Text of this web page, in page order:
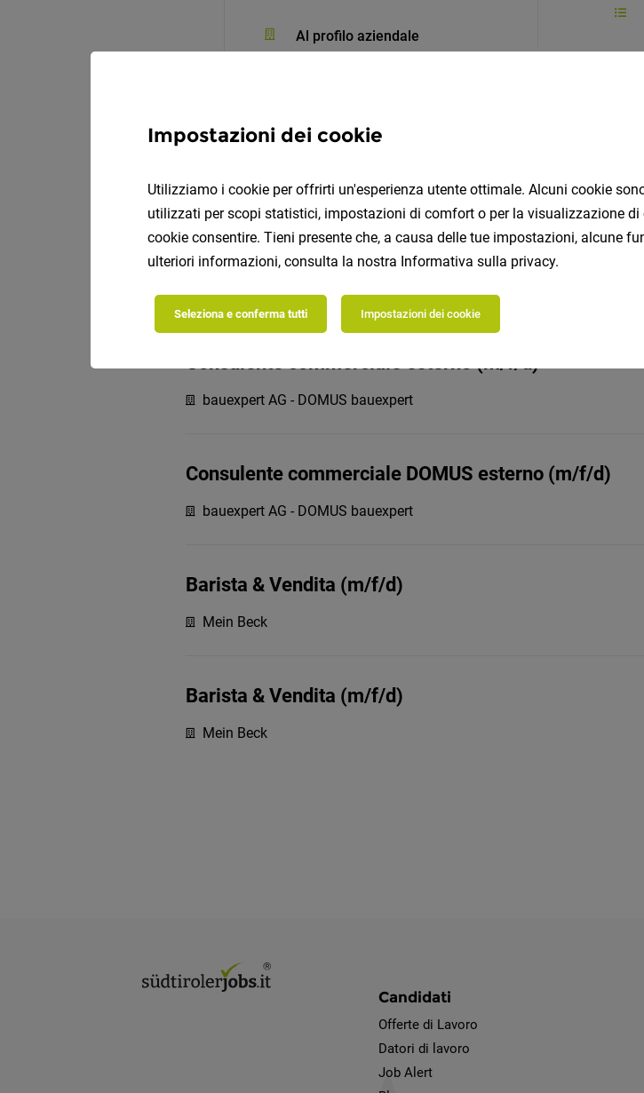
Al profilo aziendale
Posti di
Commerciale esterno (m/f/d)
Consulente commerciale esterno (m/f/d)
bauexpert AG - DOMUS bauexpert
Consulente commerciale DOMUS esterno (m/f/d)
bauexpert AG - DOMUS bauexpert
Barista & Vendita (m/f/d)
Mein Beck
Barista & Vendita (m/f/d)
Mein Beck
Candidati
Offerte di Lavoro
Datori di lavoro
Job Alert
Impostazioni dei cookie
Utilizziamo i cookie per offrirti un'esperienza utente ottimale. Alcuni cookie
utilizzati per scopi statistici, impostazioni di comfort o per la visualizzazione
cookie consentire. Tieni presente che, a causa delle tue impostazioni, alcune
ulteriori informazioni, consulta la nostra Informativa sulla privacy.
Seleziona e conferma tutti Impostazioni dei cookie